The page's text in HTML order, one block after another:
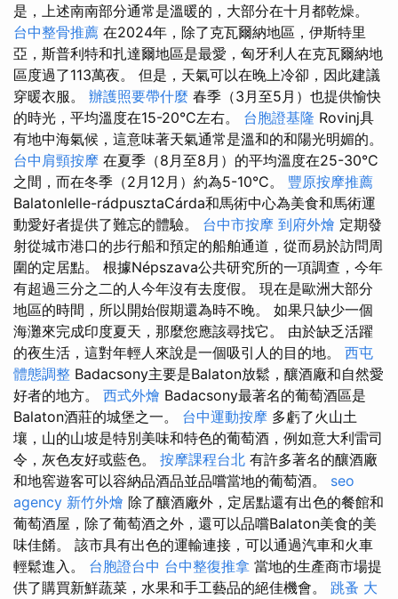
是，上述南南部分通常是溫暖的，大部分在十月都乾燥。
台中整骨推薦 在2024年，除了克瓦爾納地區，伊斯特里
亞，斯普利特和扎達爾地區是最愛，匈牙利人在克瓦爾納地
區度過了113萬夜。 但是，天氣可以在晚上冷卻，因此建議
穿暖衣服。 辦護照要帶什麼 春季（3月至5月）也提供愉快
的時光，平均溫度在15-20°C左右。 台胞證基隆 Rovinj具
有地中海氣候，這意味著天氣通常是溫和的和陽光明媚的。
台中肩頸按摩 在夏季（8月至8月）的平均溫度在25-30°C
之間，而在冬季（2月12月）約為5-10°C。 豐原按摩推薦
Balatonlelle-rádpusztaCárda和馬術中心為美食和馬術運
動愛好者提供了難忘的體驗。 台中市按摩 到府外燴 定期發
射從城市港口的步行船和預定的船舶通道，從而易於訪問周
圍的定居點。 根據Népszava公共研究所的一項調查，今年
有超過三分之二的人今年沒有去度假。 現在是歐洲大部分
地區的時間，所以開始假期還為時不晚。 如果只缺少一個
海灘來完成印度夏天，那麼您應該尋找它。 由於缺乏活躍
的夜生活，這對年輕人來說是一個吸引人的目的地。 西屯
體態調整 Badacsony主要是Balaton放鬆，釀酒廠和自然愛
好者的地方。 西式外燴 Badacsony最著名的葡萄酒區是
Balaton酒莊的城堡之一。 台中運動按摩 多虧了火山土
壤，山的山坡是特別美味和特色的葡萄酒，例如意大利雷司
令，灰色友好或藍色。 按摩課程台北 有許多著名的釀酒廠
和地窖遊客可以容納品酒品並品嚐當地的葡萄酒。 seo
agency 新竹外燴 除了釀酒廠外，定居點還有出色的餐館和
葡萄酒屋，除了葡萄酒之外，還可以品嚐Balaton美食的美
味佳餚。 該市具有出色的運輸連接，可以通過汽車和火車
輕鬆進入。 台胞證台中 台中整復推拿 當地的生產商市場提
供了購買新鮮蔬菜，水果和手工藝品的絕佳機會。 跳蚤 大